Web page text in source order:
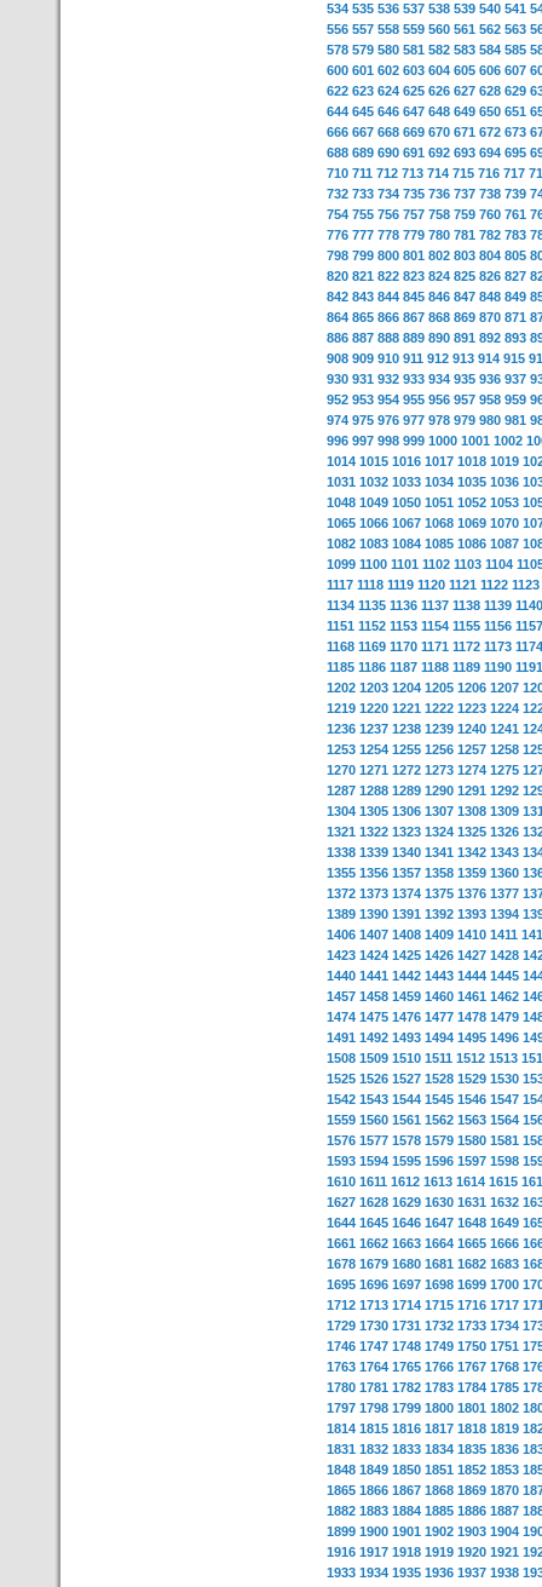
534 535 536 537 538 539 540 541
556 557 558 559 560 561 562 563
578 579 580 581 582 583 584 585
600 601 602 603 604 605 606 607
622 623 624 625 626 627 628 629
644 645 646 647 648 649 650 651
666 667 668 669 670 671 672 673
688 689 690 691 692 693 694 695
710 711 712 713 714 715 716 717
732 733 734 735 736 737 738 739
754 755 756 757 758 759 760 761
776 777 778 779 780 781 782 783
798 799 800 801 802 803 804 805
820 821 822 823 824 825 826 827
842 843 844 845 846 847 848 849
864 865 866 867 868 869 870 871
886 887 888 889 890 891 892 893
908 909 910 911 912 913 914 915
930 931 932 933 934 935 936 937
952 953 954 955 956 957 958 959
974 975 976 977 978 979 980 981
996 997 998 999 1000 1001 1002
1014 1015 1016 1017 1018 1019
1031 1032 1033 1034 1035 1036
1048 1049 1050 1051 1052 1053
1065 1066 1067 1068 1069 1070
1082 1083 1084 1085 1086 1087
1099 1100 1101 1102 1103 1104
1117 1118 1119 1120 1121 1122 1123
1134 1135 1136 1137 1138 1139 1140
1151 1152 1153 1154 1155 1156 1157
1168 1169 1170 1171 1172 1173 1174
1185 1186 1187 1188 1189 1190 1191
1202 1203 1204 1205 1206 1207
1219 1220 1221 1222 1223 1224
1236 1237 1238 1239 1240 1241
1253 1254 1255 1256 1257 1258
1270 1271 1272 1273 1274 1275
1287 1288 1289 1290 1291 1292
1304 1305 1306 1307 1308 1309
1321 1322 1323 1324 1325 1326
1338 1339 1340 1341 1342 1343
1355 1356 1357 1358 1359 1360
1372 1373 1374 1375 1376 1377
1389 1390 1391 1392 1393 1394
1406 1407 1408 1409 1410 1411
1423 1424 1425 1426 1427 1428
1440 1441 1442 1443 1444 1445
1457 1458 1459 1460 1461 1462
1474 1475 1476 1477 1478 1479
1491 1492 1493 1494 1495 1496
1508 1509 1510 1511 1512 1513
1525 1526 1527 1528 1529 1530
1542 1543 1544 1545 1546 1547
1559 1560 1561 1562 1563 1564
1576 1577 1578 1579 1580 1581
1593 1594 1595 1596 1597 1598
1610 1611 1612 1613 1614 1615
1627 1628 1629 1630 1631 1632
1644 1645 1646 1647 1648 1649
1661 1662 1663 1664 1665 1666
1678 1679 1680 1681 1682 1683
1695 1696 1697 1698 1699 1700
1712 1713 1714 1715 1716 1717
1729 1730 1731 1732 1733 1734
1746 1747 1748 1749 1750 1751
1763 1764 1765 1766 1767 1768
1780 1781 1782 1783 1784 1785
1797 1798 1799 1800 1801 1802
1814 1815 1816 1817 1818 1819
1831 1832 1833 1834 1835 1836
1848 1849 1850 1851 1852 1853
1865 1866 1867 1868 1869 1870
1882 1883 1884 1885 1886 1887
1899 1900 1901 1902 1903 1904
1916 1917 1918 1919 1920 1921
1933 1934 1935 1936 1937 1938